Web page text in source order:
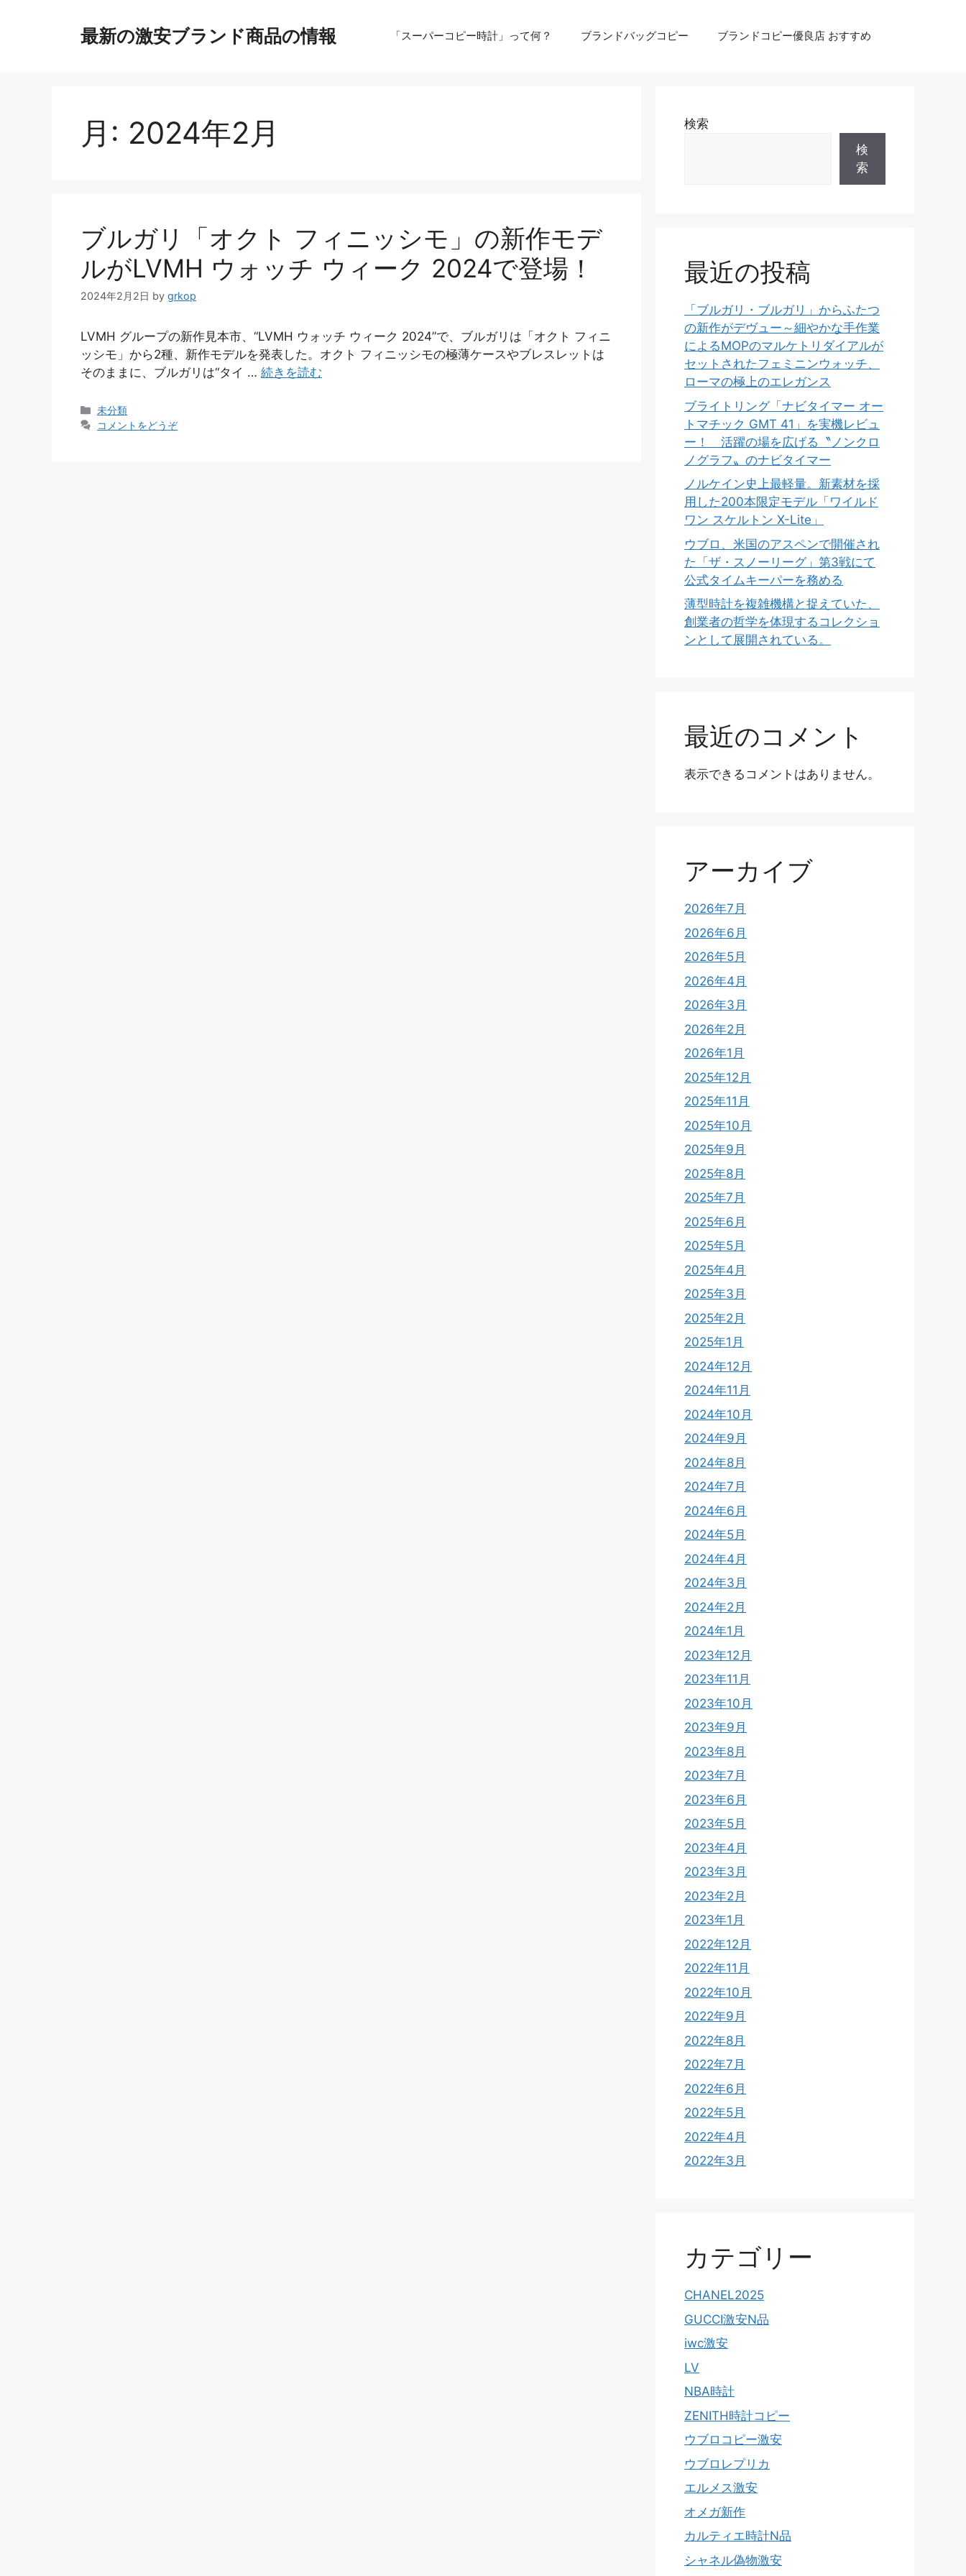
最新の激安ブランド商品の情報 「スーパーコピー時計」って何？ ブランドバッグコピー ブランドコピー優良店 おすすめ
月: 2024年2月
ブルガリ「オクト フィニッシモ」の新作モデ
ルがLVMH ウォッチ ウィーク 2024で登場！
2024年2月2日 by grkop
LVMH グループの新作見本市、“LVMH ウォッチ ウィーク 2024”で、ブルガリは「オクト フィニ
ッシモ」から2種、新作モデルを発表した。オクト フィニッシモの極薄ケースやブレスレットは
そのままに、ブルガリは“タイ … 続きを読む
カ
テ
未分類
コメントをどうぞ
検索
検
索
最近の投稿
「ブルガリ・ブルガリ」からふたつ
の新作がデヴュー～細やかな手作業
によるMOPのマルケトリダイアルが
セットされたフェミニンウォッチ、
ローマの極上のエレガンス
ブライトリング「ナビタイマー オー
トマチック GMT 41」を実機レビュ
ー！ 活躍の場を広げる〝ノンクロ
ノグラフ〟のナビタイマー
ノルケイン史上最軽量。新素材を採
用した200本限定モデル「ワイルド
ワン スケルトン X-Lite」
ウブロ、米国のアスペンで開催され
た「ザ・スノーリーグ」第3戦にて
公式タイムキーパーを務める
薄型時計を複雑機構と捉えていた、
創業者の哲学を体現するコレクショ
ンとして展開されている。
最近のコメント
表示できるコメントはありません。
アーカイブ
2026年7月
2026年6月
2026年5月
2026年4月
2026年3月
2026年2月
2026年1月
2025年12月
2025年11月
2025年10月
2025年9月
2025年8月
2025年7月
2025年6月
2025年5月
2025年4月
2025年3月
2025年2月
2025年1月
2024年12月
2024年11月
2024年10月
2024年9月
2024年8月
2024年7月
2024年6月
2024年5月
2024年4月
2024年3月
2024年2月
2024年1月
2023年12月
2023年11月
2023年10月
2023年9月
2023年8月
2023年7月
2023年6月
2023年5月
2023年4月
2023年3月
2023年2月
2023年1月
2022年12月
2022年11月
2022年10月
2022年9月
2022年8月
2022年7月
2022年6月
2022年5月
2022年4月
2022年3月
カテゴリー
CHANEL2025
GUCCI激安N品
iwc激安
LV
NBA時計
ZENITH時計コピー
ウブロコピー激安
ウブロレプリカ
エルメス激安
オメガ新作
カルティエ時計N品
シャネル偽物激安